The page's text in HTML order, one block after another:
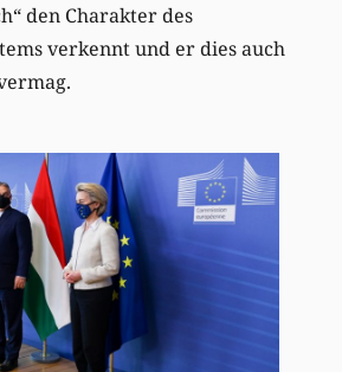
den Charakter des
verkennt und er dies auch